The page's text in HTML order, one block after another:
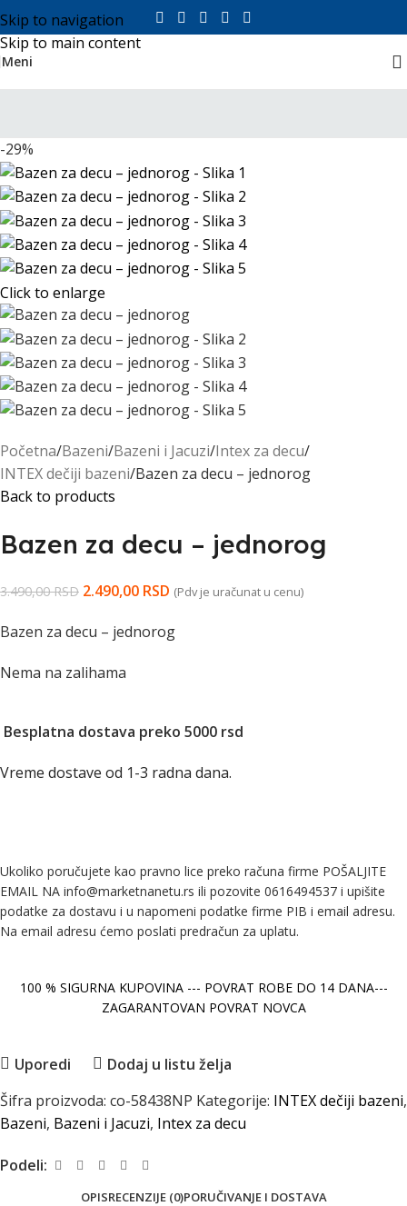
Skip to navigation
Skip to main content
Meni
-29%
Click to enlarge
Početna Bazeni Bazeni i Jacuzi Intex za decu
INTEX dečiji bazeni Bazen za decu – jednorog
Back to products
Bazen za decu – jednorog
3.490,00RSD 2.490,00 RSD (Pdv je uračunat u cenu)
Bazen za decu – jednorog
Nema na zalihama
Besplatna dostava preko 5000 rsd
Vreme dostave od 1-3 radna dana.
Ukoliko poručujete kao pravno lice preko računa firme POŠALJITE
EMAIL NA info@marketnanetu.rs ili pozovite 0616494537 i upišite
podatke za dostavu i u napomeni podatke firme PIB i email adresu.
Na email adresu ćemo poslati predračun za uplatu.
100 % SIGURNA KUPOVINA --- POVRAT ROBE DO 14 DANA---
ZAGARANTOVAN POVRAT NOVCA
Uporedi
Dodaj u listu želja
Šifra proizvoda: co-58438NP Kategorije: INTEX dečiji bazeni,
Bazeni, Bazeni i Jacuzi, Intex za decu
Podeli:
OPISRECENZIJE (0)PORUČIVANJE I DOSTAVA